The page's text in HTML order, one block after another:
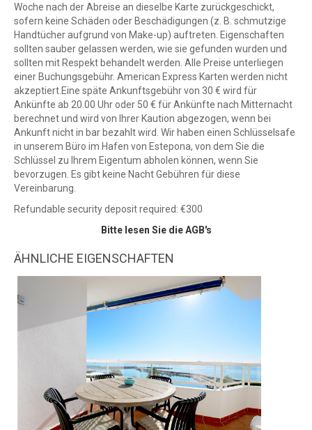
Woche nach der Abreise an dieselbe Karte zurückgeschickt,
sofern keine Schäden oder Beschädigungen (z. B. schmutzige
Handtücher aufgrund von Make-up) auftreten. Eigenschaften
sollten sauber gelassen werden, wie sie gefunden wurden und
sollten mit Respekt behandelt werden. Alle Preise unterliegen
einer Buchungsgebühr. American Express Karten werden nicht
akzeptiert.Eine späte Ankunftsgebühr von 30 € wird für
Ankünfte ab 20.00 Uhr oder 50 € für Ankünfte nach Mitternacht
berechnet und wird von Ihrer Kaution abgezogen, wenn bei
Ankunft nicht in bar bezahlt wird. Wir haben einen Schlüsselsafe
in unserem Büro im Hafen von Estepona, von dem Sie die
Schlüssel zu Ihrem Eigentum abholen können, wenn Sie
bevorzugen. Es gibt keine Nacht Gebühren für diese
Vereinbarung.
Refundable security deposit required: €300
Bitte lesen Sie die AGB's
ÄHNLICHE EIGENSCHAFTEN